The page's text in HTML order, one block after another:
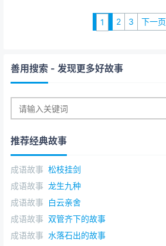
1 2 3 下一页
善用搜索 - 发现更多好故事
推荐经典故事
成语故事 松枝挂剑
成语故事 龙生九种
成语故事 白云亲舍
成语故事 双管齐下的故事
成语故事 水落石出的故事